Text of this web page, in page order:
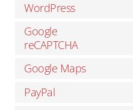
WordPress
Google
reCAPTCHA
Google Maps
PayPal